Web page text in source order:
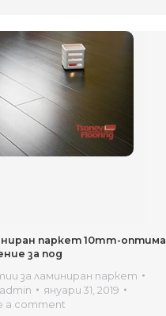
паркет 10mm-
за под
за ламиниран паркет
януари 31, 2019
a comment